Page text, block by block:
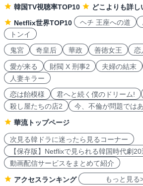
韓国TV視聴率TOP10
どこよりも詳
Netflix世界TOP10
ヘチ 王座への道
トンイ
鬼宮
奇皇后 華政 善徳女王 恋
愛が来る 財閥 X 刑事2 夫婦の結末
人妻キラー
恋は飴模様
君へと続く僕のドリーム!
殺し屋たちの店2
今、不倫が問題では
華流トップページ
次見る韓ドラに迷ったら見るコーナー
【保存版】Netflixで見られる韓国時代劇20
動画配信サービスをまとめて紹介
アクセスランキング もっと見る